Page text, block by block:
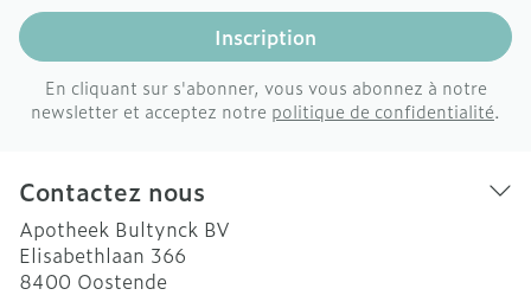
Inscription
En cliquant sur s'abonner, vous vous abonnez à notre
newsletter et acceptez notre politique de confidentialité.
Contactez nous
Apotheek Bultynck BV
Elisabethlaan 366
8400 Oostende